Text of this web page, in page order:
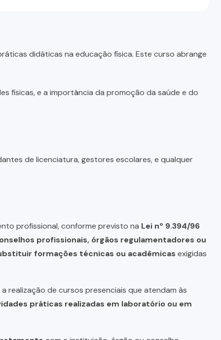
didáticas na educação física. Este curso abrange
físicas, e a importância da promoção da saúde e do
de licenciatura, gestores escolares, e qualquer
profissional, conforme previsto na Lei nº 9.394/96
profissionais, órgãos regulamentadores ou
formações técnicas ou acadêmicas exigidas
a realização de cursos presenciais que atendam às
práticas realizadas em laboratório ou em